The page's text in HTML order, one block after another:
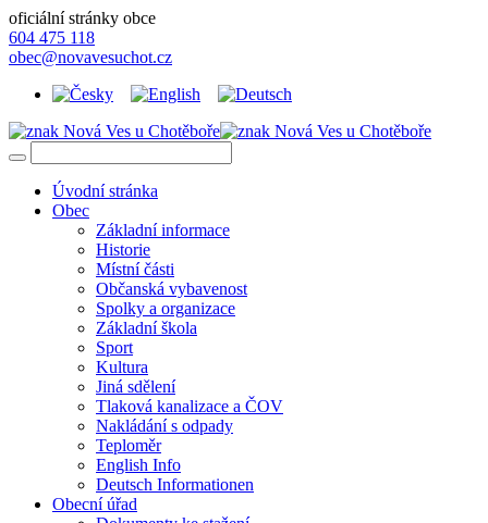
oficiální stránky obce
604 475 118
obec@novavesuchot.cz
Úvodní stránka
Obec
Základní informace
Historie
Místní části
Občanská vybavenost
Spolky a organizace
Základní škola
Sport
Kultura
Jiná sdělení
Tlaková kanalizace a ČOV
Nakládání s odpady
Teploměr
English Info
Deutsch Informationen
Obecní úřad